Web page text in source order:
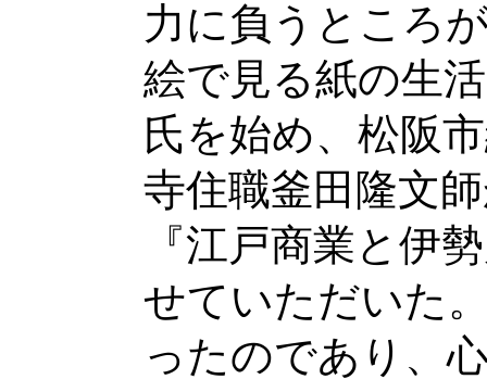
力に負うところ
絵で見る紙の生
氏を始め、松阪
寺住職釜田隆文
『江戸商業と伊
せていただいた
ったのであり、